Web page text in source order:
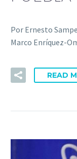
Por Ernesto
Marco Enríquez-
READ